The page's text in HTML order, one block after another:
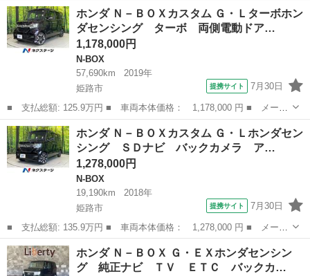
Ｇ・Ｌパッケージ 両側パワスラ メモリーナビ バックカメラ Ｅ
ＴＣ ワンセ...
兵庫 神戸市 N-BOX
ホンダ Ｎ－ＢＯＸカスタム Ｇ・Ｌターボホン
ダセンシング ターボ 両側電動ドア…
1,178,000円
N-BOX
57,690km
2019年
姫路市
提携サイト 7月30日
■ 支払総額: 125.9万円 ■ 車両本体価格： 1,178,000 円 ■ メーカ
ー名： ホンダ ■ 車種名： Ｎ－ＢＯＸカスタム ■ グレード
名： Ｇ・Ｌターボホンダセンシング ターボ 両側電動ドア 純正
８型ナビ バ...
兵庫 姫路市 N-BOX
ホンダ Ｎ－ＢＯＸカスタム Ｇ・Ｌホンダセン
シング ＳＤナビ バックカメラ ア…
1,278,000円
N-BOX
19,190km
2018年
姫路市
提携サイト 7月30日
■ 支払総額: 135.9万円 ■ 車両本体価格： 1,278,000 円 ■ メーカ
ー名： ホンダ ■ 車種名： Ｎ－ＢＯＸカスタム ■ グレード
名： Ｇ・Ｌホンダセンシング ＳＤナビ バックカメラ アダプテ
ィブクルコン...
兵庫 姫路市 N-BOX
ホンダ Ｎ－ＢＯＸ Ｇ・ＥＸホンダセンシン
グ 純正ナビ ＴＶ ＥＴＣ バックカ…